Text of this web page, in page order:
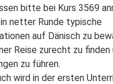
bitte bei Kurs 3569
netter Runde typische
auf Dänisch zu
Reise zurecht zu finden
zu führen.
wird in der ersten